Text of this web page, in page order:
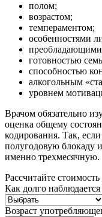
полом;
возрастом;
темпераментом;
особенностями
готовностью
способностью
алкогольным
уровнем
Врачом обязательно
оценка общему
кодирования. Так,
полугодовую блокаду
именно трехмесячную.
Рассчитайте стоимость
Как долго
Возраст